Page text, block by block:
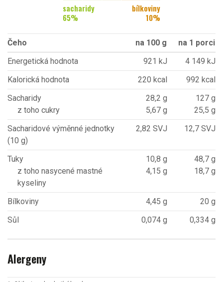
sacharidy
65%
bílkoviny
10%
Čeho na 100 g
na 1 porci
Energetická hodnota
921 kJ
4 149 kJ
Kalorická hodnota
220 kcal
992 kcal
Sacharidy
z toho cukry
28,2 g
5,67 g
127 g
25,5 g
Sacharidové výměnné jednotky
(10 g)
2,82 SVJ 12,7 SVJ
Tuky
z toho nasycené mastné
kyseliny
10,8 g
4,15 g
48,7 g
18,7 g
Bílkoviny 4,45 g
20 g
Sůl
0,074 g 0,334 g
Alergeny